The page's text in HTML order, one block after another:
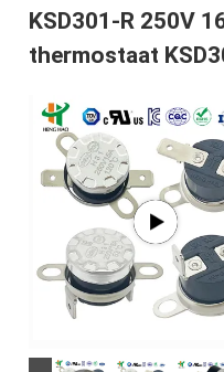
KSD301-R 250V
thermostaat